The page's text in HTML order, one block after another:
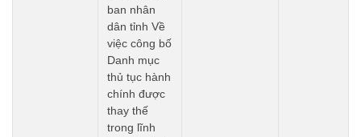
ban nhân
dân tỉnh Về
việc công bố
Danh mục
thủ tục hành
chính được
thay thế
trong lĩnh